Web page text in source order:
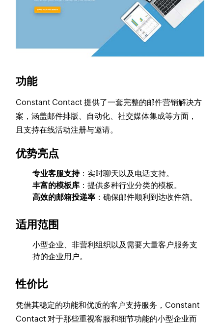
功能
Constant Contact 提供了一套完整的邮件营销解决方
案，涵盖邮件排版、自动化、社交媒体集成等方面，
且支持在线活动注册与邀请。
优势亮点
专业客服支持：实时聊天以及电话支持。
丰富的模板库 ：提供多种行业分类的模板。
高效的邮箱投递率 ：确保邮件顺利到达收件箱。
适用范围
小型企业、非营利组织以及需要大量客户服务支
持的企业用户。
性价比
凭借其稳定的功能和优质的客户支持服务，Constant
Contact 对于那些重视客服和细节功能的小型企业而